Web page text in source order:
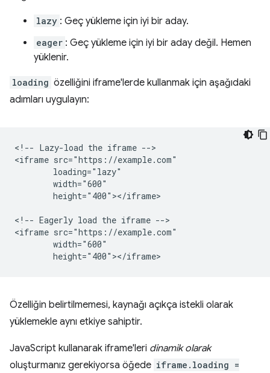
lazy : Geç yükleme için iyi bir aday.
eager : Geç yükleme için iyi bir aday değil. Hemen
yüklenir.
loading özelliğini iframe'lerde kullanmak için aşağıdaki
adımları uygulayın:
<!-- Lazy-load the iframe -->
<iframe src="https://example.com"
        loading="lazy"
        width="600"
        height="400"></iframe>
<!-- Eagerly load the iframe -->
<iframe src="https://example.com"
        width="600"
Özelliğin belirtilmemesi, kaynağı açıkça istekli olarak
yüklemekle aynı etkiye sahiptir.
JavaScript kullanarak iframe'leri dinamik olarak
oluşturmanız gerekiyorsa öğede iframe.loading =